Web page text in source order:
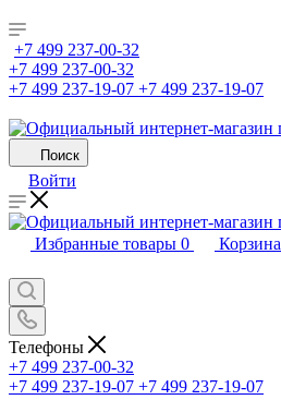
+7 499 237-00-32
+7 499 237-00-32
+7 499 237-19-07 +7 499 237-19-07
Поиск
Войти
Избранные товары 0 Корзина
Телефоны
+7 499 237-00-32
+7 499 237-19-07 +7 499 237-19-07